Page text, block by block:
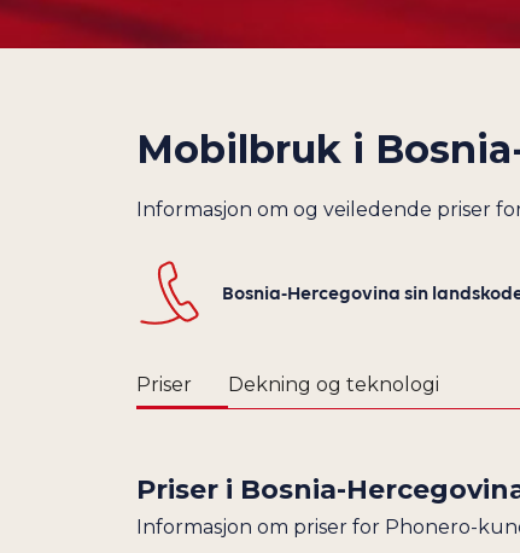
Mobilbruk i
Informasjon om og veiledende priser
Bosnia-Hercegovina sin
Priser Dekning og teknologi
Priser i Bosnia-
Informasjon om priser for Phonero-